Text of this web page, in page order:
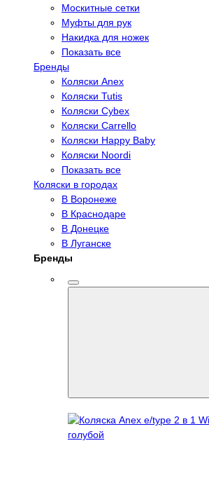
Москитные сетки
Муфты для рук
Накидка для ножек
Показать все
Бренды
Коляски Anex
Коляски Tutis
Коляски Cybex
Коляски Carrello
Коляски Happy Baby
Коляски Noordi
Показать все
Коляски в городах
В Воронеже
В Краснодаре
В Донецке
В Луганске
Бренды